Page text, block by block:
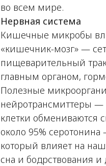
во всем мире.
Нервная система
Кишечные микробы
«кишечник-мозг» —
пищеварительный
главным органом,
Полезные
нейротрансмиттеры
клетки обмениваются
около 95% серотонина
который влияет на
сна и бодрствования